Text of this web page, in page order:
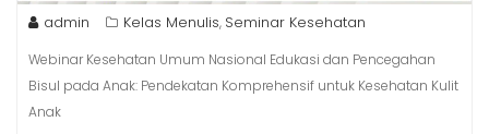
admin Kelas Menulis, Seminar Kesehatan
Webinar Kesehatan Umum Nasional Edukasi dan Pencegahan
Bisul pada Anak: Pendekatan Komprehensif untuk Kesehatan Kulit
Anak